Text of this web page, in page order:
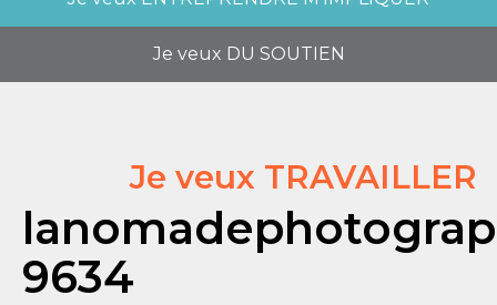
Je veux DU SOUTIEN
Je veux TRAVAILLER
9634